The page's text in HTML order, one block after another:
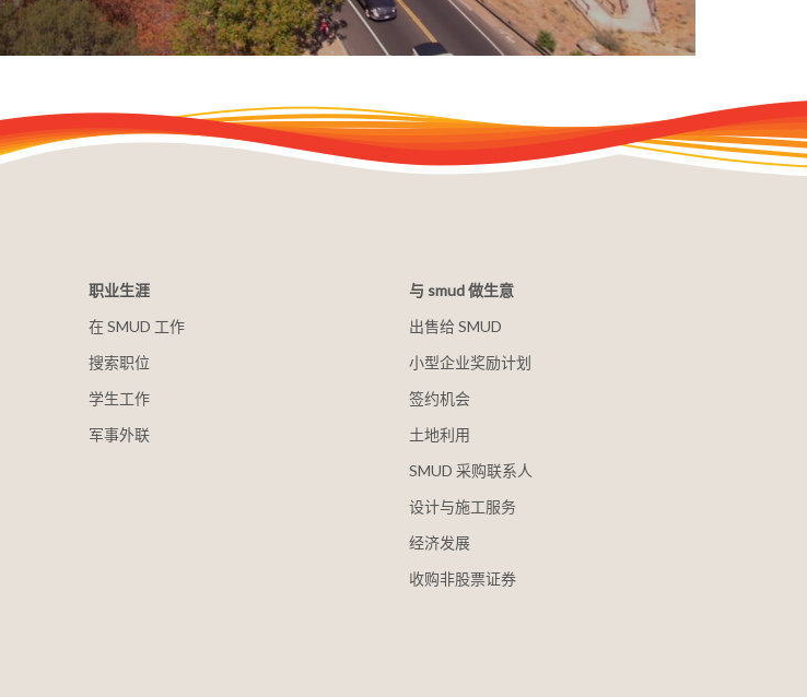
职业生涯
在 SMUD 工作
搜索职位
学生工作
军事外联
与 smud 做生意
出售给 SMUD
小型企业奖励计划
签约机会
土地利用
SMUD 采购联系人
设计与施工服务
经济发展
收购非股票证券